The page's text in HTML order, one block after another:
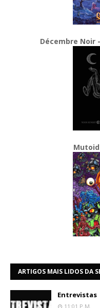
Décembre Noir
ARTIGOS MAIS LIDOS DA
Entrevistas
11:01 P.m.